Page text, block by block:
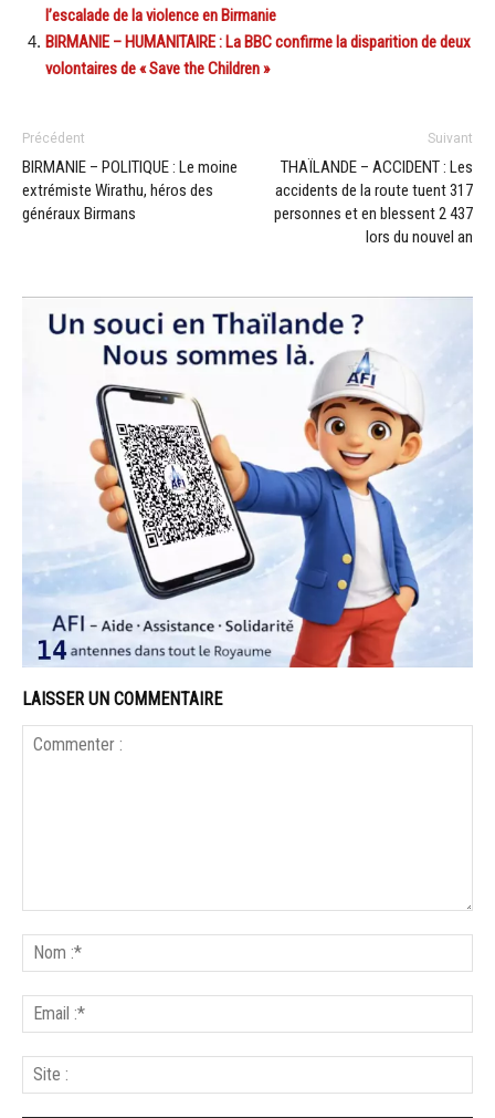
l’escalade de la violence en Birmanie
BIRMANIE – HUMANITAIRE : La BBC confirme la disparition de deux
volontaires de « Save the Children »
Précédent
BIRMANIE – POLITIQUE : Le moine
extrémiste Wirathu, héros des
généraux Birmans
Suivant
THAÏLANDE – ACCIDENT : Les
accidents de la route tuent 317
personnes et en blessent 2 437
lors du nouvel an
LAISSER UN COMMENTAIRE